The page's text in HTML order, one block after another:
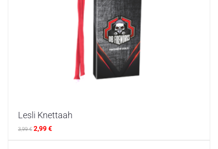
Lesli Knettaah
3,99€ 2,99€